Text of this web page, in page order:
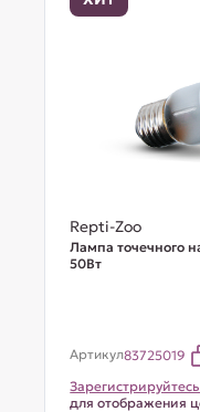
Repti-Zoo
Лампа точечного
50Вт
Артикул83725019
Зарегистрируйтесь
для отображения